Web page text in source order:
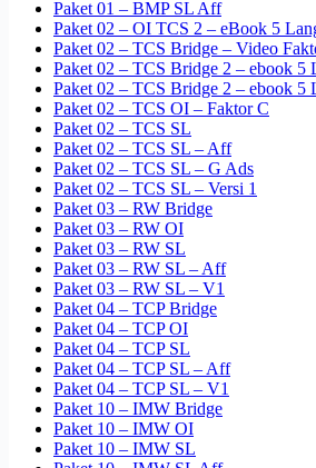
Paket 01 – BMP SL Aff
Paket 02 – OI TCS 2 – eBook 5
Paket 02 – TCS Bridge – Video
Paket 02 – TCS Bridge 2 – ebook 5
Paket 02 – TCS Bridge 2 – ebook 5
Paket 02 – TCS OI – Faktor C
Paket 02 – TCS SL
Paket 02 – TCS SL – Aff
Paket 02 – TCS SL – G Ads
Paket 02 – TCS SL – Versi 1
Paket 03 – RW Bridge
Paket 03 – RW OI
Paket 03 – RW SL
Paket 03 – RW SL – Aff
Paket 03 – RW SL – V1
Paket 04 – TCP Bridge
Paket 04 – TCP OI
Paket 04 – TCP SL
Paket 04 – TCP SL – Aff
Paket 04 – TCP SL – V1
Paket 10 – IMW Bridge
Paket 10 – IMW OI
Paket 10 – IMW SL